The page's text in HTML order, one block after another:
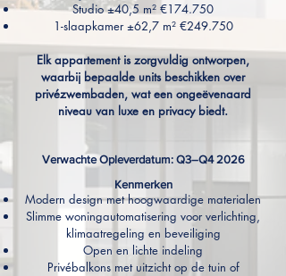
Studio ±40,5 m² €174.750
1-slaapkamer ±62,7 m² €249.750
Elk appartement is zorgvuldig ontworpen,
waarbij bepaalde units beschikken over
privézwembaden, wat een ongeëvenaard
niveau van luxe en privacy biedt.
Verwachte Opleverdatum: Q3–Q4 2026
Kenmerken
Modern design met hoogwaardige materialen
Slimme woningautomatisering voor verlichting,
klimaatregeling en beveiliging
Open en lichte indeling
Privébalkons met uitzicht op de tuin of